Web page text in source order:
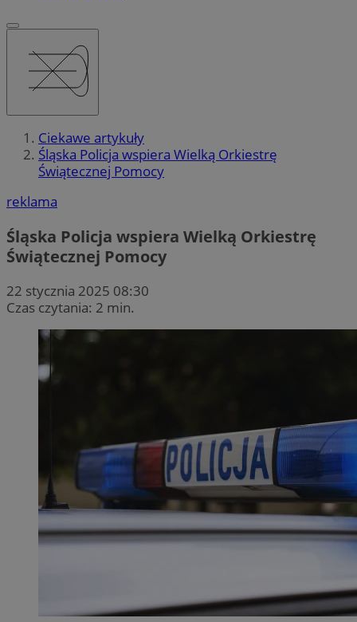
Ciekawe artykuły
Śląska Policja wspiera Wielką Orkiestrę
Świątecznej Pomocy
reklama
Śląska Policja wspiera Wielką Orkiestrę
Świątecznej Pomocy
22 stycznia 2025 08:30
Czas czytania: 2 min.